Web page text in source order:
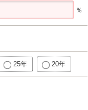
％
25年 20年